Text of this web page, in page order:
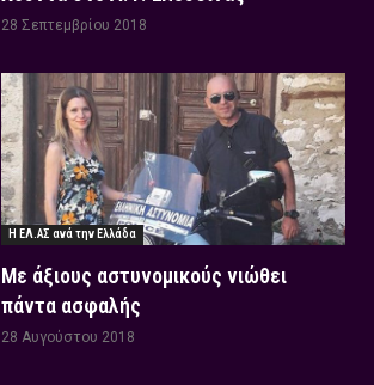
28 Σεπτεμβρίου 2018
Η ΕΛ.ΑΣ ανά την Ελλάδα
Με άξιους αστυνομικούς νιώθει
πάντα ασφαλής
28 Αυγούστου 2018